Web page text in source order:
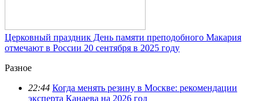
Церковный праздник День памяти преподобного Макария
отмечают в России 20 сентября в 2025 году
Разное
22:44 Когда менять резину в Москве: рекомендации
эксперта Канаева на 2026 год